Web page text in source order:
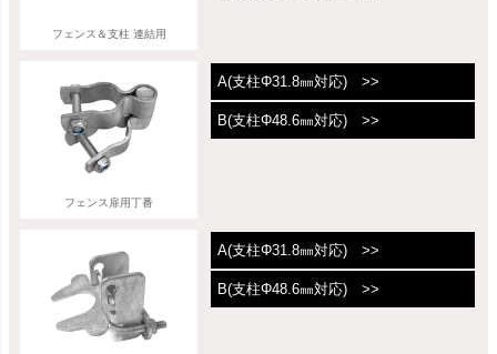
フェンス＆支柱 連結用
フェンス扉用丁番
A(支柱Φ31.8㎜対応) >>
B(支柱Φ48.6㎜対応) >>
A(支柱Φ31.8㎜対応) >>
B(支柱Φ48.6㎜対応) >>